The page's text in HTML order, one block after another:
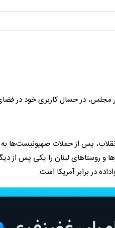
در مجلس، در حسال کاربری خود در
انقلاب، پس از حملات صهیونیست‌ها
و روستاهای لبنان را یکی پس از
در برابر آمریکا است.